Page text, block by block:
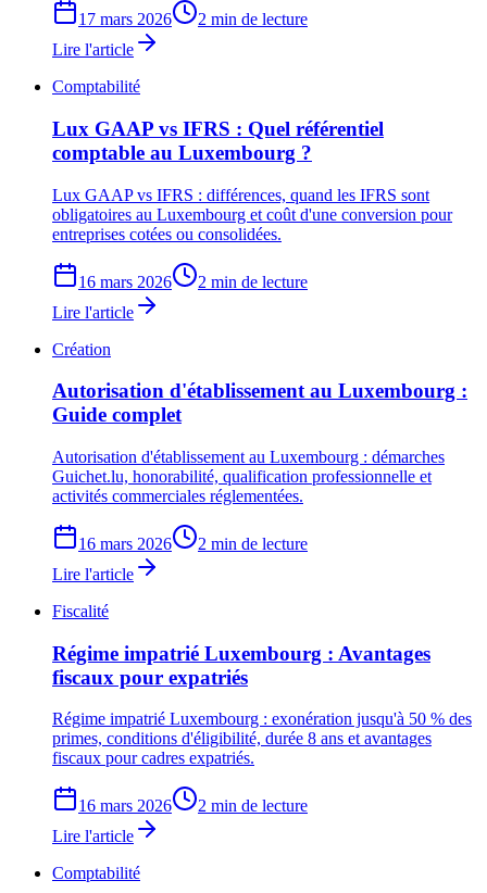
17 mars 2026
2 min de lecture
Lire l'article
Comptabilité
Lux GAAP vs IFRS : Quel référentiel
comptable au Luxembourg ?
Lux GAAP vs IFRS : différences, quand les IFRS sont
obligatoires au Luxembourg et coût d'une conversion pour
entreprises cotées ou consolidées.
16 mars 2026
2 min de lecture
Lire l'article
Création
Autorisation d'établissement au Luxembourg :
Guide complet
Autorisation d'établissement au Luxembourg : démarches
Guichet.lu, honorabilité, qualification professionnelle et
activités commerciales réglementées.
16 mars 2026
2 min de lecture
Lire l'article
Fiscalité
Régime impatrié Luxembourg : Avantages
fiscaux pour expatriés
Régime impatrié Luxembourg : exonération jusqu'à 50 % des
primes, conditions d'éligibilité, durée 8 ans et avantages
fiscaux pour cadres expatriés.
16 mars 2026
2 min de lecture
Lire l'article
Comptabilité